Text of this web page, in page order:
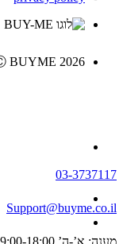
BUYME 2026
03-3737117
Support@buyme.co.il
מענה: א’-ה’ 9:00-18:00, ו’ וערבי חג 9:00-13:00